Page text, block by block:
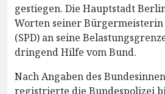
gestiegen. Die Hauptstadt
Worten seiner Bürgermeisterin
(SPD) an seine
dringend Hilfe vom Bund.
Nach Angaben des
registrierte die Bundespolizei